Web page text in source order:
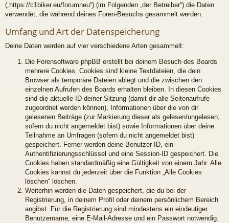
(„https://c1biker.eu/forumneu“) (im Folgenden „der Betreiber“) die Daten
verwendet, die während deines Foren-Besuchs gesammelt werden.
Umfang und Art der Datenspeicherung
Deine Daten werden auf vier verschiedene Arten gesammelt:
Die Forensoftware phpBB erstellt bei deinem Besuch des Boards
mehrere Cookies. Cookies sind kleine Textdateien, die dein
Browser als temporäre Dateien ablegt und die zwischen den
einzelnen Aufrufen des Boards erhalten bleiben. In diesen Cookies
sind die aktuelle ID deiner Sitzung (damit dir alle Seitenaufrufe
zugeordnet werden können), Informationen über die von dir
gelesenen Beiträge (zur Markierung dieser als gelesen/ungelesen;
sofern du nicht angemeldet bist) sowie Informationen über deine
Teilnahme an Umfragen (sofern du nicht angemeldet bist)
gespeichert. Ferner werden deine Benutzer-ID, ein
Authentifizierungsschlüssel und eine Session-ID gespeichert. Die
Cookies haben standardmäßig eine Gültigkeit von einem Jahr. Alle
Cookies kannst du jederzeit über die Funktion „Alle Cookies
löschen“ löschen.
Weiterhin werden die Daten gespeichert, die du bei der
Registrierung, in deinem Profil oder deinem persönlichem Bereich
angibst. Für die Registrierung sind mindestens ein eindeutiger
Benutzername, eine E-Mail-Adresse und ein Passwort notwendig.